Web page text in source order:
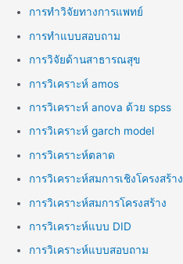
การทำวิจัยทางการแพทย์
การทำแบบสอบถาม
การวิจัยด้านสาธารณสุข
การวิเคราะห์ amos
การวิเคราะห์ anova ด้วย spss
การวิเคราะห์ garch model
การวิเคราะห์ตลาด
การวิเคราะห์สมการเชิงโครงสร้าง
การวิเคราะห์สมการโครงสร้าง
การวิเคราะห์แบบ DID
การวิเคราะห์แบบสอบถาม